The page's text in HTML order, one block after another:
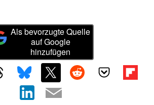
Als bevorzugte Quelle
auf Google
hinzufügen